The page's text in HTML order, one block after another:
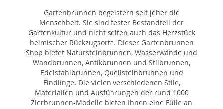
Gartenbrunnen begeistern seit jeher die
Menschheit. Sie sind fester Bestandteil der
Gartenkultur und nicht selten auch das Herzstück
heimischer Rückzugsorte. Dieser Gartenbrunnen
Shop bietet Natursteinbrunnen, Wasserwände und
Wandbrunnen, Antikbrunnen und Stilbrunnen,
Edelstahlbrunnen, Quellsteinbrunnen und
Findlinge. Die vielen verschiedenen Stile,
Materialien und Ausführungen der rund 1000
Zierbrunnen-Modelle bieten Ihnen eine Fülle an